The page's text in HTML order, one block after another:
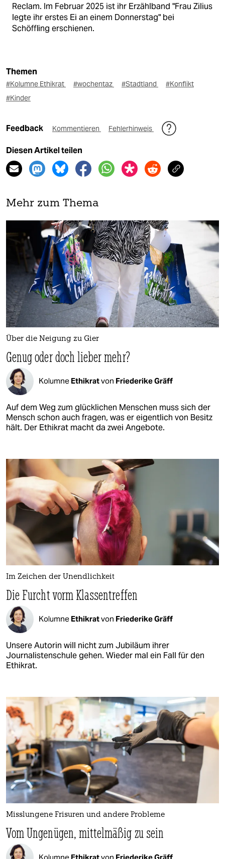
Reclam. Im Februar 2025 ist ihr Erzählband "Frau Zilius
legte ihr erstes Ei an einem Donnerstag" bei
Schöffling erschienen.
Themen
#Kolumne Ethikrat #wochentaz #Stadtland
#Konflikt
#Kinder
Feedback Kommentieren Fehlerhinweis
Diesen Artikel teilen
Mehr zum Thema
Über die Neigung zu Gier
Genug oder doch lieber mehr?
Kolumne Ethikratvon Friederike Gräff
Auf dem Weg zum glücklichen Menschen muss sich der
Mensch schon auch fragen, was er eigentlich von Besitz
hält. Der Ethikrat macht da zwei Angebote.
Im Zeichen der Unendlichkeit
Die Furcht vorm Klassentreffen
Kolumne Ethikratvon Friederike Gräff
Unsere Autorin will nicht zum Jubiläum ihrer
Journalistenschule gehen. Wieder mal ein Fall für den
Ethikrat.
Misslungene Frisuren und andere Probleme
Vom Ungenügen, mittelmäßig zu sein